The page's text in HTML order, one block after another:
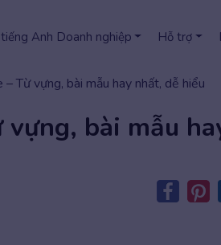
Anh Doanh nghiệp Hỗ trợ
Từ vựng, bài mẫu hay nhất, dễ hiểu
vựng, bài mẫu